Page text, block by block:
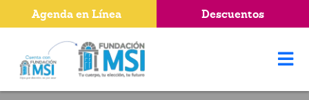
Agenda en Línea Descuentos